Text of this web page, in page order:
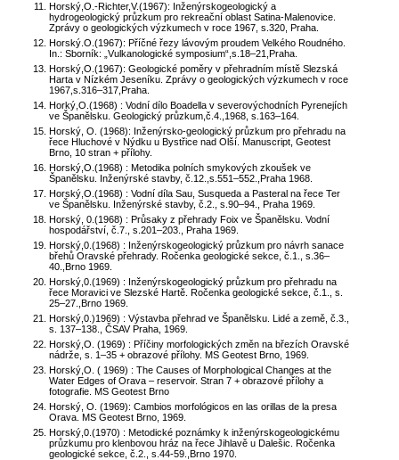
Horský,O.-Richter,V.(1967): Inženýrskogeologický a
hydrogeologický průzkum pro rekreační oblast Satina-Malenovice.
Zprávy o geologických výzkumech v roce 1967, s.320, Praha.
Horský.O.(1967): Příčné řezy lávovým proudem Velkého Roudného.
In.: Sborník: „Vulkanologické symposium“,s.18–21,Praha.
Horský,O.(1967): Geologické poměry v přehradním místě Slezská
Harta v Nízkém Jeseníku. Zprávy o geologických výzkumech v roce
1967,s.316–317,Praha.
Horký,O.(1968) : Vodní dílo Boadella v severovýchodních Pyrenejích
ve Španělsku. Geologický průzkum,č.4.,1968, s.163–164.
Horský, O. (1968): Inženýrsko-geologický průzkum pro přehradu na
řece Hluchové v Nýdku u Bystřice nad Olší. Manuscript, Geotest
Brno, 10 stran + přílohy.
Horský,O.(1968) : Metodika polních smykových zkoušek ve
Španělsku. Inženýrské stavby, č.12.,s.551–552.,Praha 1968.
Horský,O.(1968) : Vodní díla Sau, Susqueda a Pasteral na řece Ter
ve Španělsku. Inženýrské stavby, č.2., s.90–94., Praha 1969.
Horský, 0.(1968) : Průsaky z přehrady Foix ve Španělsku. Vodní
hospodářství, č.7., s.201–203., Praha 1969.
Horský,0.(1968) : Inženýrskogeologický průzkum pro návrh sanace
břehů Oravské přehrady. Ročenka geologické sekce, č.1., s.36–
40.,Brno 1969.
Horský,0.(1969) : Inženýrskogeologický průzkum pro přehradu na
řece Moravici ve Slezské Hartě. Ročenka geologické sekce, č.1., s.
25–27.,Brno 1969.
Horský,0.)1969) : Výstavba přehrad ve Španělsku. Lidé a země, č.3.,
s. 137–138., ČSAV Praha, 1969.
Horský,O. (1969) : Příčiny morfologických změn na březích Oravské
nádrže, s. 1–35 + obrazové přílohy. MS Geotest Brno, 1969.
Horský,O. ( 1969) : The Causes of Morphological Changes at the
Water Edges of Orava – reservoir. Stran 7 + obrazové přílohy a
fotografie. MS Geotest Brno
Horský, O. (1969): Cambios morfológicos en las orillas de la presa
Orava. MS Geotest Brno, 1969.
Horský,0.(1970) : Metodické poznámky k inženýrskogeologickému
průzkumu pro klenbovou hráz na řece Jihlavě u Dalešic. Ročenka
geologické sekce, č.2., s.44-59.,Brno 1970.